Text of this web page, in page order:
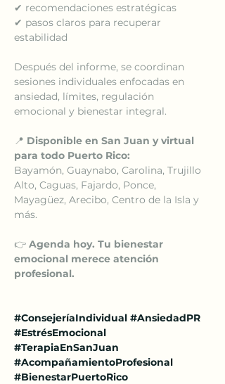
✔ recomendaciones estratégicas
✔ pasos claros para recuperar
estabilidad
Después del informe, se coordinan
sesiones individuales enfocadas en
ansiedad, límites, regulación
emocional y bienestar integral.
📍 Disponible en San Juan y virtual
para todo Puerto Rico:
Bayamón, Guaynabo, Carolina, Trujillo
Alto, Caguas, Fajardo, Ponce,
Mayagüez, Arecibo, Centro de la Isla y
más.
👉 Agenda hoy. Tu bienestar
emocional merece atención
profesional.
#ConsejeríaIndividual #AnsiedadPR
#EstrésEmocional
#TerapiaEnSanJuan
#AcompañamientoProfesional
#BienestarPuertoRico